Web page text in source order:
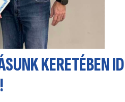
KERETÉBEN